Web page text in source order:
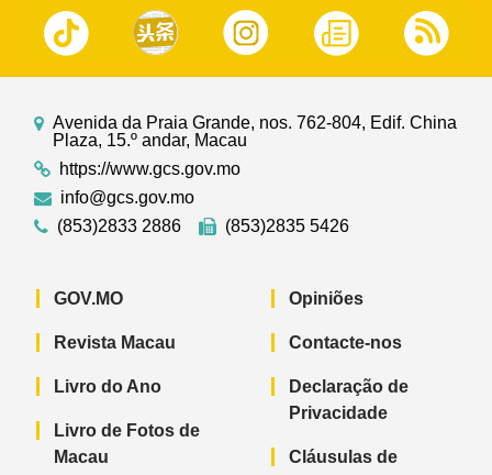
Avenida da Praia Grande, nos. 762-804, Edif. China
Plaza, 15.º andar, Macau
https://www.gcs.gov.mo
info@gcs.gov.mo
(853)2833 2886
(853)2835 5426
GOV.MO
Revista Macau
Livro do Ano
Livro de Fotos de
Macau
Opiniões
Contacte-nos
Declaração de
Privacidade
Cláusulas de